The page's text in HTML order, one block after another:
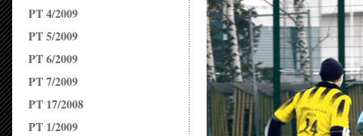
PT 4/2009
PT 5/2009
PT 6/2009
PT 7/2009
PT 17/2008
PT 1/2009